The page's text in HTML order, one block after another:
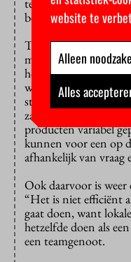
terwijl er toch
beste pitch.
Team End The Price
moeten eten
houdbaarheidsdatum.
werelds
stem van de enige
zaal. Het team stelt
producten variabel
kunnen voor een op
afhankelijk van vraag
Ook daarvoor is
“Het is niet efficiënt
gaat doen, want
hetzelfde doen als
een teamgenoot.
website te
Alleen
Alles